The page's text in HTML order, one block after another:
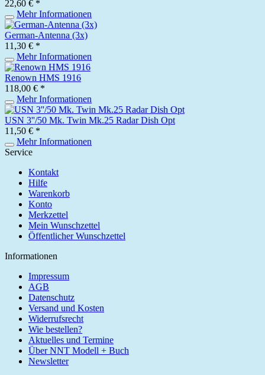
22,60 € *
Mehr Informationen
German-Antenna (3x)
11,30 € *
Mehr Informationen
Renown HMS 1916
118,00 € *
Mehr Informationen
USN 3''/50 Mk. Twin Mk.25 Radar Dish Opt
11,50 € *
Mehr Informationen
Service
Kontakt
Hilfe
Warenkorb
Konto
Merkzettel
Mein Wunschzettel
Öffentlicher Wunschzettel
Informationen
Impressum
AGB
Datenschutz
Versand und Kosten
Widerrufsrecht
Wie bestellen?
Aktuelles und Termine
Über NNT Modell + Buch
Newsletter